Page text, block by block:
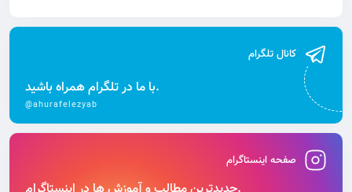
کانال تلگرام
با ما در تلگرام همراه باشید.
@ahurafelezyab
صفحه اینستاگرام